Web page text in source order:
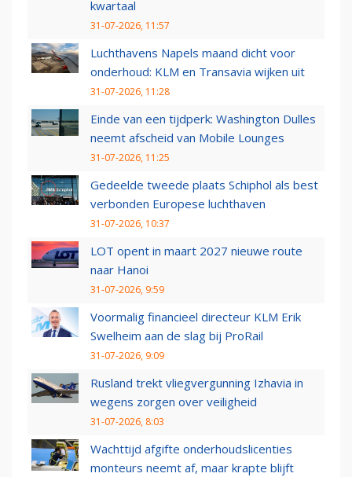
kwartaal
31-07-2026, 11:57
Luchthavens Napels maand dicht voor
onderhoud: KLM en Transavia wijken uit
31-07-2026, 11:28
Einde van een tijdperk: Washington Dulles
neemt afscheid van Mobile Lounges
31-07-2026, 11:25
Gedeelde tweede plaats Schiphol als best
verbonden Europese luchthaven
31-07-2026, 10:37
LOT opent in maart 2027 nieuwe route
naar Hanoi
31-07-2026, 9:59
Voormalig financieel directeur KLM Erik
Swelheim aan de slag bij ProRail
31-07-2026, 9:09
Rusland trekt vliegvergunning Izhavia in
wegens zorgen over veiligheid
31-07-2026, 8:03
Wachttijd afgifte onderhoudslicenties
monteurs neemt af, maar krapte blijft